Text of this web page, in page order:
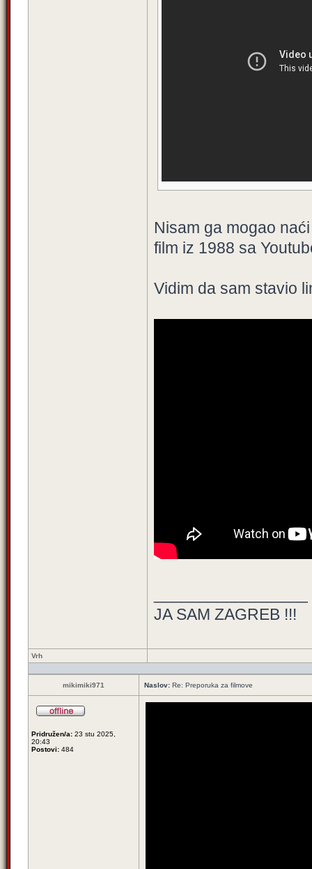
Nisam ga mogao
film iz 1988 sa
Vidim da sam stavio
JA SAM ZAGREB !!!
Vrh
mikimiki971 Naslov: Re: Preporuka za filmove
Pridružen/a: 23 stu 2025,
20:43
Postovi: 484